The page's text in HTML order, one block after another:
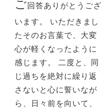
ご回答ありがとうござ
います。 いただきまし
たそのお言葉で、大変
心が軽くなったように
感じます。 二度と、同
じ過ちを絶対に繰り返
さないと心に誓いなが
ら、日々前を向いて、